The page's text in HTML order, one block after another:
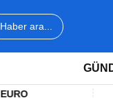
Haber ara...